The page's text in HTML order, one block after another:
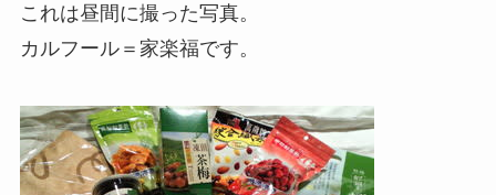
これは昼間に撮った写真。
カルフール＝家楽福です。